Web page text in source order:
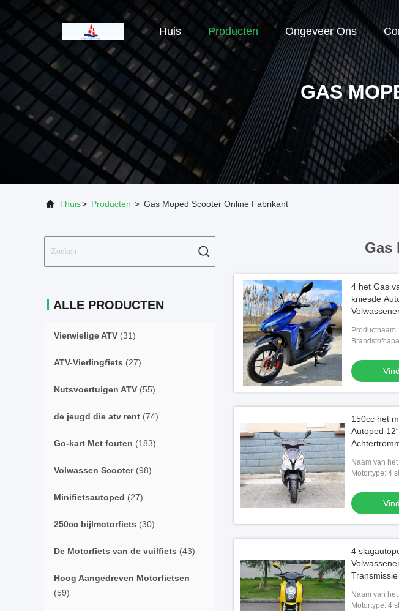
Huis Producten Ongeveer Ons
GAS
Thuis> Producten > Gas Moped Scooter Online Fabrikant
ALLE PRODUCTEN
Vierwielige ATV (31)
ATV-Vierlingfiets (27)
Nutsvoertuigen ATV (55)
de jeugd die atv rent (74)
Go-kart Met fouten (183)
Volwassen Scooter(98)
Minifietsautoped (27)
250cc bijlmotorfiets (30)
De Motorfiets van de vuilfiets (43)
Hoog Aangedreven Motorfietsen
(59)
Gas
4 het Gas
kniesde
150cc het
Autoped
Naam van
Motortype: 4
4
Naam van
Motortype: 4